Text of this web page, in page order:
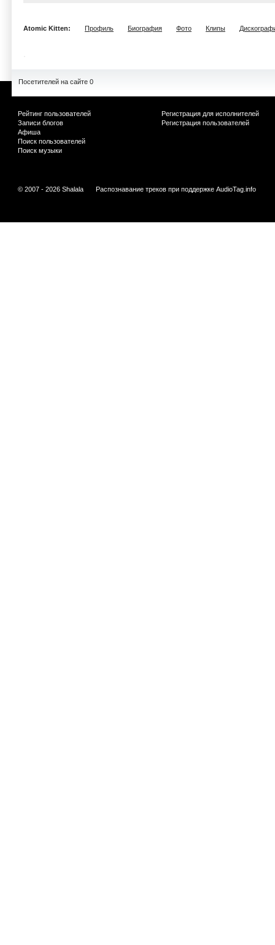
Atomic Kitten: Профиль Биография Фото Клипы
Посетителей на сайте 0
Рейтинг пользователей
Записи блогов
Афиша
Поиск пользователей
Поиск музыки
Регистрация для исполнителей
Регистрация пользователей
© 2007 - 2026 Shalala Распознавание треков при поддержке AudioTag.info